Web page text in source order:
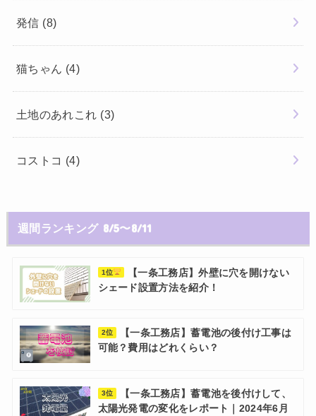
発信 (8)
猫ちゃん (4)
土地のあれこれ (3)
コストコ (4)
週間ランキング 8/5〜8/11
1位
【一条工務店】外壁に穴を開けない
シェード設置方法を紹介！
2位
【一条工務店】蓄電池の後付け工事は
可能？費用はどれくらい？
3位
【一条工務店】蓄電池を後付けして、
太陽光発電の変化をレポート｜2024年6月